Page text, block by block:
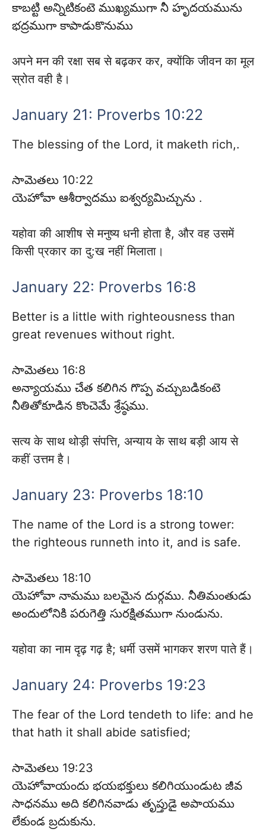
కాబట్టి అన్నిటికంటె ముఖ్యముగా నీ హృదయమును
భద్రముగా కాపాడుకొనుము
अपने मन की रक्षा सब से बढ़कर कर, क्योंकि जीवन का मूल
स्रोत वही है।
January 21: Proverbs 10:22
The blessing of the Lord, it maketh rich,.
సామెతలు 10:22
యెహోవా ఆశీర్వాదము ఐశ్వర్యమిచ్చును .
यहोवा की आशीष से मनुष्य धनी होता है, और वह उसमें
किसी प्रकार का दु:ख नहीं मिलाता।
January 22: Proverbs 16:8
Better is a little with righteousness than
great revenues without right.
సామెతలు 16:8
అన్యాయము చేత కలిగిన గొప్ప వచ్చుబడికంటె
నీతితోకూడిన కొంచెమే శ్రేష్ఠము.
सत्य के साथ थोड़ी संपत्ति, अन्याय के साथ बड़ी आय से
कहीं उत्तम है।
January 23: Proverbs 18:10
The name of the Lord is a strong tower:
the righteous runneth into it, and is safe.
సామెతలు 18:10
యెహోవా నామము బలమైన దుర్గము. నీతిమంతుడు
అందులోనికి పరుగెత్తి సురక్షితముగా నుండును.
यहोवा का नाम दृढ़ गढ़ है; धर्मी उसमें भागकर शरण पाते हैं।
January 24: Proverbs 19:23
The fear of the Lord tendeth to life: and he
that hath it shall abide satisfied;
సామెతలు 19:23
యెహోవాయందు భయభక్తులు కలిగియుండుట జీవ
సాధనము అది కలిగినవాడు తృప్తుడై అపాయము
లేకుండ బ్రదుకును.